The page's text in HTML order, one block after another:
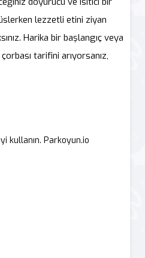
lezzetli etini ziyan
Harika bir başlangıç veya
tarifini arıyorsanız,
kullanın. Parkoyun.io